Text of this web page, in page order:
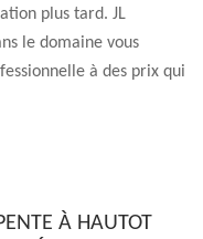
plus tard. JL
le domaine vous
à des prix qui
À HAUTOT